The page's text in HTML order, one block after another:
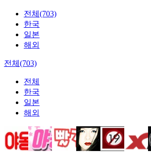
전체(703)
한국
일본
해외
전체(703)
전체
한국
일본
해외